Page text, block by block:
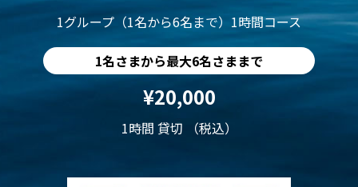
1グループ（1名から6名まで）1時間コース
1名さまから最大6名さままで
¥20,000
1時間 貸切 （税込）